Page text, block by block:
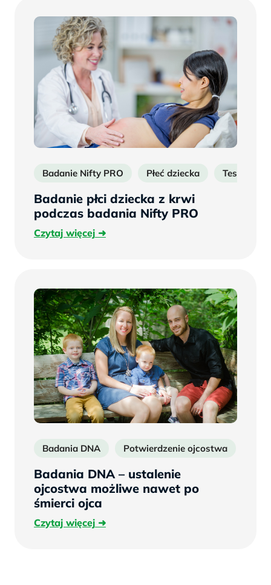
Badanie Nifty PRO Płeć dziecka Test NIFTY
Badanie płci dziecka z krwi
podczas badania Nifty PRO
Czytaj więcejCzytaj
Badania DNA Potwierdzenie ojcostwa
Badania DNA – ustalenie
ojcostwa możliwe nawet po
śmierci ojca
Czytaj więcejCzytaj